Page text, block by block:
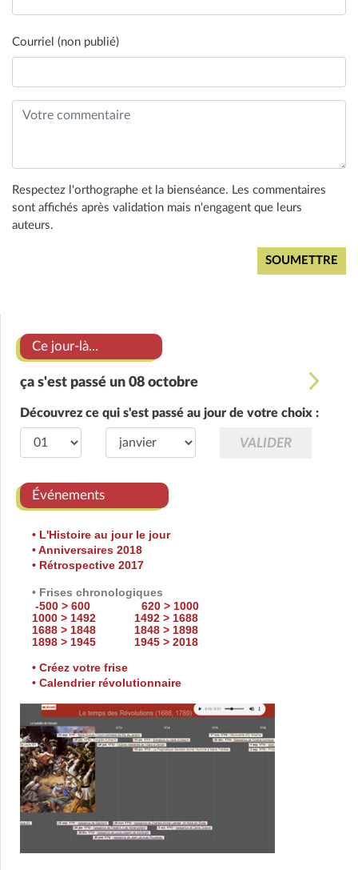
Courriel (non publié)
Respectez l'orthographe et la bienséance. Les commentaires
sont affichés après validation mais n'engagent que leurs
auteurs.
Ce jour-là...
ça s'est passé un 08 octobre
Découvrez ce qui s'est passé au jour de votre choix :
Événements
• L'Histoire au jour le jour
• Anniversaires 2018
• Rétrospective 2017
• Frises chronologiques
-500 > 600
620 > 1000
1000 > 1492
1492 > 1688
1688 > 1848
1848 > 1898
1898 > 1945
1945 > 2018
• Créez votre frise
• Calendrier révolutionnaire